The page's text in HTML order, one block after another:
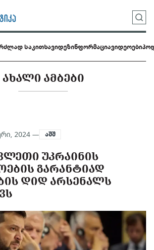
საკითხავიდეზინფორმაციავიდეოები
ᲐᲮᲐᲚᲘ ᲐᲛᲑᲔᲑᲘ
2024 — აშშ
ᲣᲙᲠᲐᲘᲜᲘᲡ
ᲒᲐᲠᲐᲜᲢᲘᲐᲓ
ᲓᲘᲓ ᲐᲠᲡᲔᲜᲐᲚᲡ